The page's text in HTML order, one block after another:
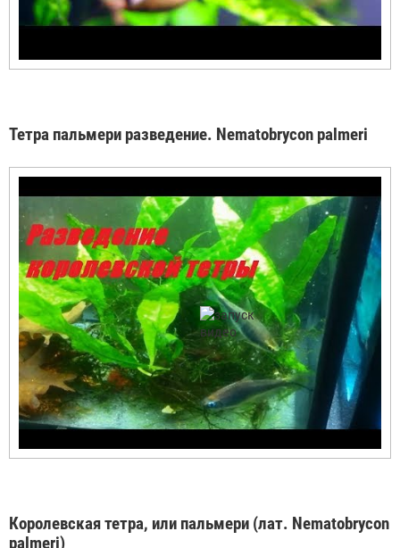
Тетра пальмери разведение. Nematobrycon palmeri
Королевская тетра, или пальмери (лат. Nematobrycon
palmeri)